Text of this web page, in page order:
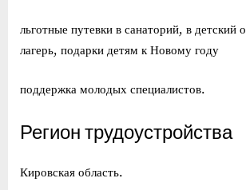
льготные путевки в санаторий, в детский
лагерь, подарки детям к Новому году
поддержка молодых специалистов.
Регион трудоустройства
Кировская область.